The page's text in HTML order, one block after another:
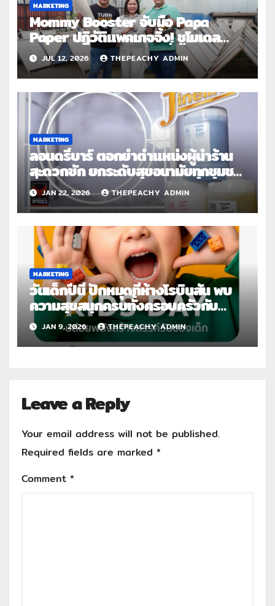
MARKETING
Mommy Booster จับมือ Papa
Paper ปฏิวัติแพคเกจจิ้ง! ชูโมเดล
Circular Economy เปลี่ยน “กาก
หัวปลี” เป็นกันกระแทกรักษ์โลก
JUL 12, 2026 THEPEACHY ADMIN
MARKETING
ลอนดรี้บาร์ ตอกย้ำตำแหน่งผู้นำร้าน
สะดวกซัก ยกระดับสุขอนามัยทุกชุมชน
ทั่วประเทศ จับมือ “ไฟน์ไลน์” พัฒนา
น้ำยาสูตรเฉพาะ สร้างมาตรฐานใหม่
แห่งความสะอาดหอมเหนือระดับ
JAN 22, 2026 THEPEACHY ADMIN
MARKETING
วันเด็กปีนี้ ปักหมุดที่ห้างโรบินสัน พบ
ความสุขสนุกครบทั้งครอบครัวกับ
แคมเปญ “ROBINSON KIDS DAY”
JAN 9, 2026 THEPEACHY ADMIN
Leave a Reply
Your email address will not be published.
Required fields are marked *
Comment *